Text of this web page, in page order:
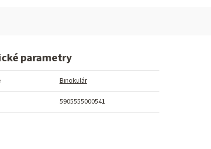
parametry
Binokulár
5905555000541